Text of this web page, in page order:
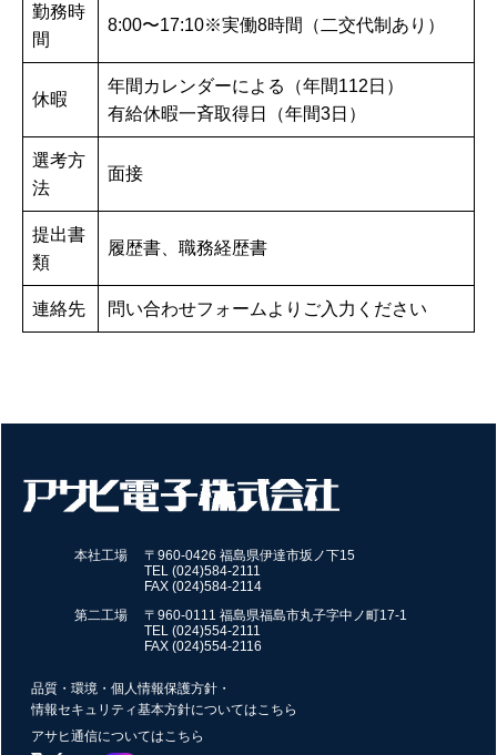
勤務時
間
8:00〜17:10※実働8時間（二交代制あり）
休暇
年間カレンダーによる（年間112日）
有給休暇一斉取得日（年間3日）
選考方
法
面接
提出書
類
履歴書、職務経歴書
連絡先 問い合わせフォームよりご入力ください
本社工場
〒960-0426 福島県伊達市坂ノ下15
TEL (024)584-2111
FAX (024)584-2114
第二工場
〒960-0111 福島県福島市丸子字中ノ町17-1
TEL (024)554-2111
FAX (024)554-2116
品質・環境・個人情報保護方針・
情報セキュリティ基本方針についてはこちら
アサヒ通信についてはこちら